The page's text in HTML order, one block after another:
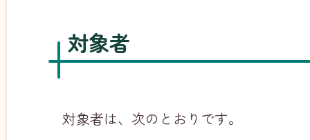
対象者
対象者は、次のとおりです。